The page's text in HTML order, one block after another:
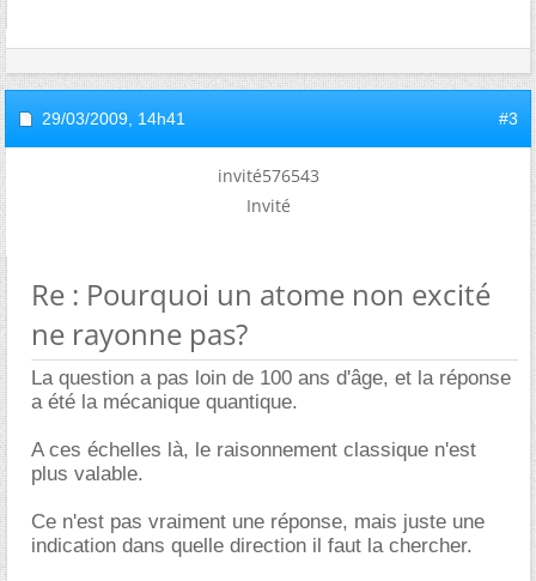
29/03/2009, 14h41 #3
invité576543
Invité
Re : Pourquoi un atome non excité
ne rayonne pas?
La question a pas loin de 100 ans d'âge, et la réponse
a été la mécanique quantique.
A ces échelles là, le raisonnement classique n'est
plus valable.
Ce n'est pas vraiment une réponse, mais juste une
indication dans quelle direction il faut la chercher.